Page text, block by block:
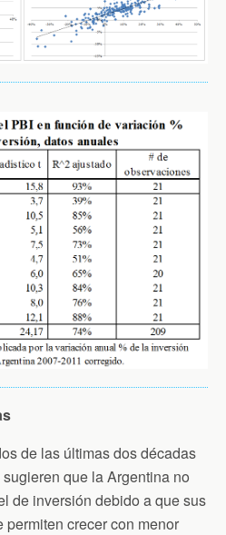
de las últimas dos décadas
que la Argentina no
de inversión debido a que sus
permiten crecer con menor